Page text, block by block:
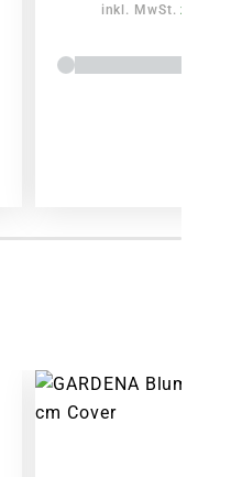
inkl. MwSt.zzgl.